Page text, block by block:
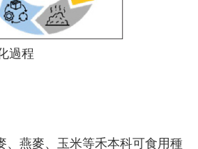
過程
燕麥、玉米等禾本科可食用種